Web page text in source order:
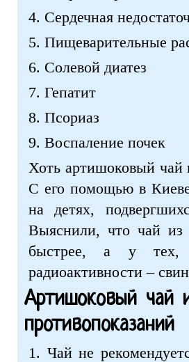
4. Сердечная
5. Пищеварительные
6. Солевой диатез
7. Гепатит
8. Псориаз
9. Воспаление почек
Хоть артишоковый чай
С его помощью в
на детях,
Выяснили, что чай из
быстрее, а у тех,
радиоактивности –
Артишоковый чай
противопоказаний
1. Чай не